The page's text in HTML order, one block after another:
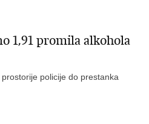
1,91 promila alkohola
policije do prestanka